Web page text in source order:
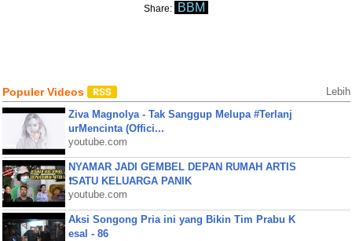
Share: BBM
Populer Videos Lebih
Ziva Magnolya - Tak Sanggup Melupa #Terlanj
urMencinta (Offici...
youtube.com
NYAMAR JADI GEMBEL DEPAN RUMAH ARTIS
❗SATU KELUARGA PANIK
youtube.com
Aksi Songong Pria ini yang Bikin Tim Prabu K
esal - 86